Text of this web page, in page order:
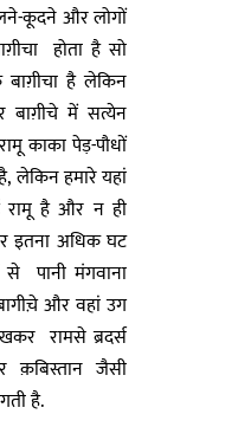
कूदने और लोगों
होता है सो
बाग़ीचा है लेकिन
बाग़ीचे में सत्येन
काका पेड़-पौधों
लेकिन हमारे यहां
रामू है और न ही
इतना अधिक घट
पानी मंगवाना
और वहां उग
रामसे ब्रदर्स
क़बिस्तान जैसी
है.